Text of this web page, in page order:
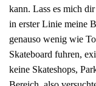
kann. Lass es mich
in erster Linie meine
genauso wenig wie
Skateboard fuhren,
keine Skateshops,